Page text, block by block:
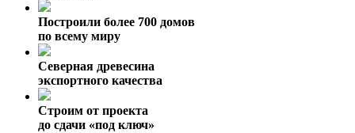
Построили более 700 домов
по всему миру
Северная древесина
экспортного качества
Строим от проекта
до сдачи «под ключ»